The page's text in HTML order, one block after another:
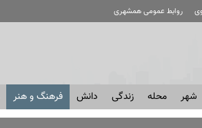
روابط عمومی همشهری
شهر محله زندگی دانش فرهنگ و هنر